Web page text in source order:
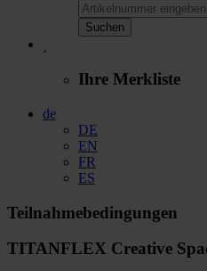
Suchen
Ihre Merkliste
de
DE
EN
FR
ES
Teilnahmebedingungen
TITANFLEX Creative